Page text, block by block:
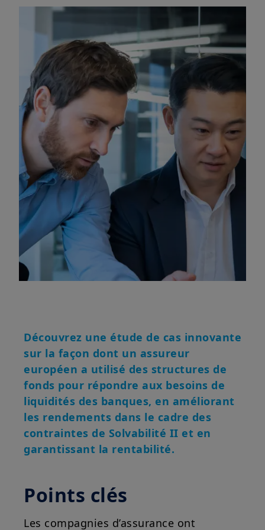
Découvrez une étude de cas innovante
sur la façon dont un assureur
européen a utilisé des structures de
fonds pour répondre aux besoins de
liquidités des banques, en améliorant
les rendements dans le cadre des
contraintes de Solvabilité II et en
garantissant la rentabilité.
Points clés
Les compagnies d’assurance ont